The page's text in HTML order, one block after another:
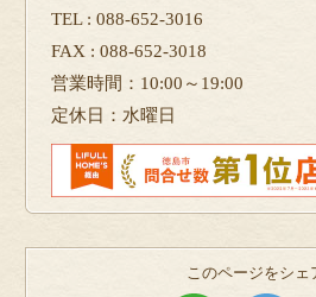
TEL : 088-652-3016
FAX : 088-652-3018
営業時間：10:00～19:00
定休日：水曜日
このページをシェ